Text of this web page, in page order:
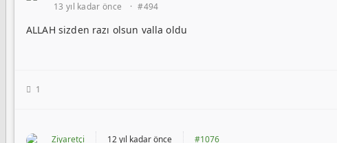
13 yıl kadar önce
· #494
ALLAH sizden razı olsun valla oldu
1
Ziyaretçi 12 yıl kadar önce #1076